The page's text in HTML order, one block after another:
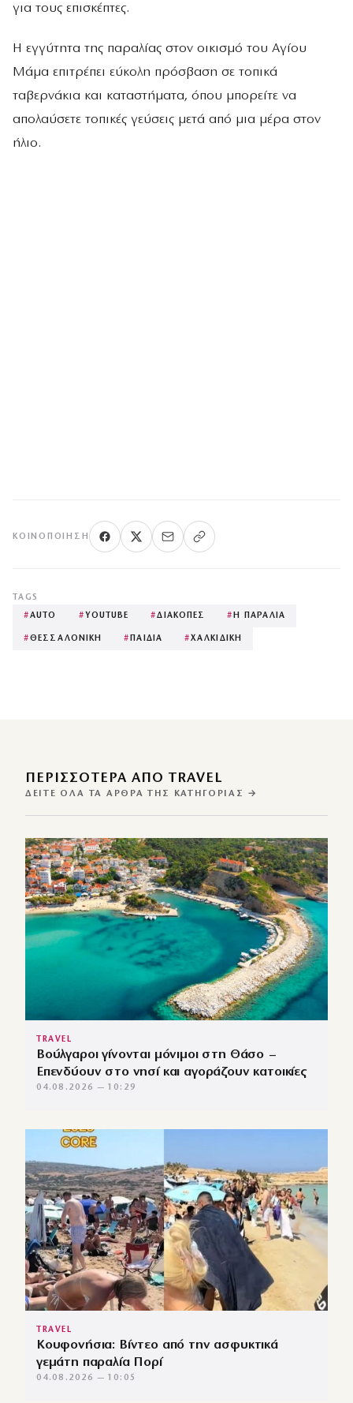
για τους επισκέπτες.
Η εγγύτητα της παραλίας στον οικισμό του Αγίου
Μάμα επιτρέπει εύκολη πρόσβαση σε τοπικά
ταβερνάκια και καταστήματα, όπου μπορείτε να
απολαύσετε τοπικές γεύσεις μετά από μια μέρα στον
ήλιο.
ΚΟΙΝΟΠΟΊΗΣΗ
TAGS
#AUTO # YOUTUBE #ΔΙΑΚΟΠΕΣ # Η ΠΑΡΑΛΙΑ
#ΘΕΣΣΑΛΟΝΙΚΗ # ΠΑΙΔΙΑ #ΧΑΛΚΙΔΙΚΗ
ΠΕΡΙΣΣΌΤΕΡΑ ΑΠΌ TRAVEL
ΔΕΊΤΕ ΌΛΑ ΤΑ ΆΡΘΡΑ ΤΗΣ ΚΑΤΗΓΟΡΊΑΣ →
TRAVEL
Βούλγαροι γίνονται μόνιμοι στη Θάσο –
Επενδύουν στο νησί και αγοράζουν κατοικίες
04.08.2026 — 10:29
TRAVEL
Κουφονήσια: Βίντεο από την ασφυκτικά
γεμάτη παραλία Πορί
04.08.2026 — 10:05